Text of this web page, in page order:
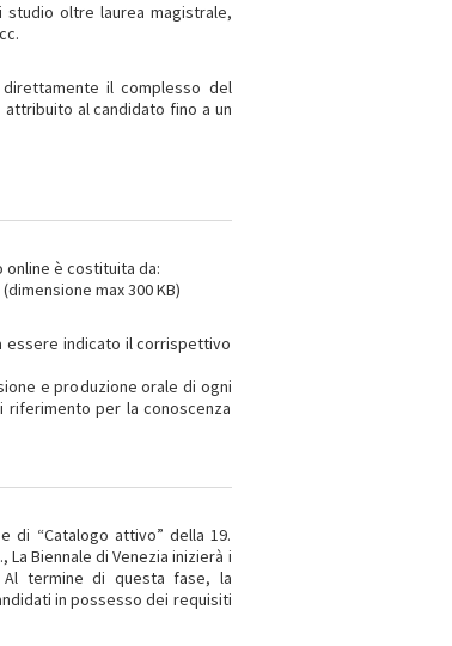
oltre laurea magistrale,
il complesso del
al candidato fino a un
online è costituita da:
max 300 KB)
essere indicato il corrispettivo
e produzione orale di ogni
riferimento per la conoscenza
di “Catalogo attivo” della 19.
., La Biennale di Venezia inizierà i
termine di questa fase, la
in possesso dei requisiti